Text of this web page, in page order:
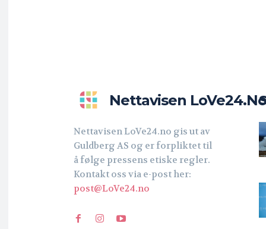
Nettavisen LoVe24.no
Nettavisen LoVe24.no gis ut av
Guldberg AS og er forpliktet til
å følge pressens etiske regler.
Kontakt oss via e-post her:
post@LoVe24.no